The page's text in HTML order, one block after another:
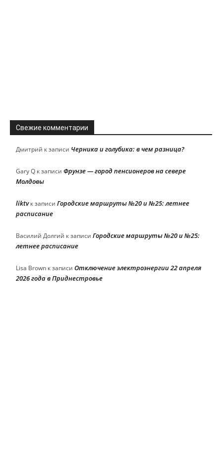
Свежие комментарии
Дмитрий к записи Черника и голубика: в чем разница?
Gary Q к записи Фрунзе — город пенсионеров на севере
Молдовы
liktvк записи Городские маршруты №20 и №25: летнее
расписание
Василий Долгий к записи Городские маршруты №20 и №25:
летнее расписание
Lisa Brown к записи Отключение электроэнергии 22 апреля
2026 года в Приднестровье